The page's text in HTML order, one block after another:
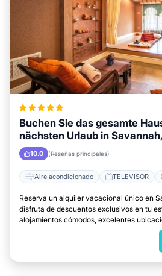
Buchen Sie das gesamte
nächsten Urlaub in
10.0 (Reseñas principales)
Aire acondicionado TELEVISOR
Reserva un alquiler vacacional único en
disfruta de descuentos exclusivos en tu
alojamientos cómodos, excelentes